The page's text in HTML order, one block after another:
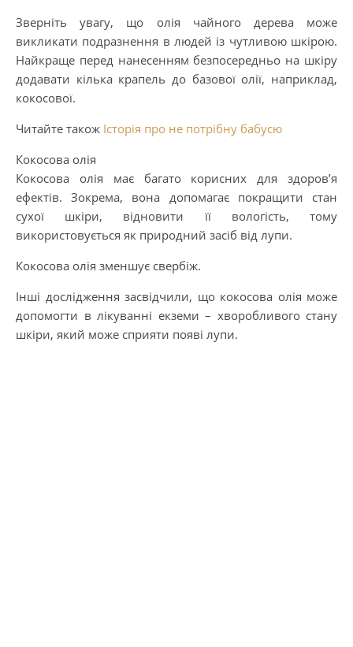
Зверніть увагу, що олія чайного дерева може
викликати подразнення в людей із чутливою шкірою.
Найкраще перед нанесенням безпосередньо на шкіру
додавати кілька крапель до базової олії, наприклад,
кокосової.
Читайте також Історія про не потрібну бабусю
Кокосова олія
Кокосова олія має багато корисних для здоров’я
ефектів. Зокрема, вона допомагає покращити стан
сухої шкіри, відновити її вологість, тому
використовується як природний засіб від лупи.
Кокосова олія зменшує свербіж.
Інші дослідження засвідчили, що кокосова олія може
допомогти в лікуванні екземи – хворобливого стану
шкіри, який може сприяти появі лупи.